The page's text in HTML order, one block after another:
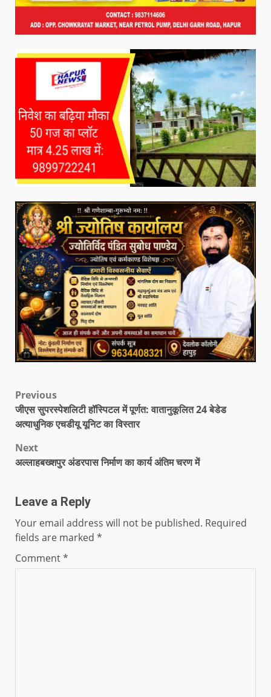
Previous
जीएस सुपरस्पेशलिटी हॉस्पिटल में पूर्णत: वातानुकूलित 24 बेडेड
अत्याधुनिक एचडीयू यूनिट का विस्तार
Next
अल्लाहबख्शपुर अंडरपास निर्माण का कार्य अंतिम चरण में
Leave a Reply
Your email address will not be published. Required
fields are marked *
Comment*